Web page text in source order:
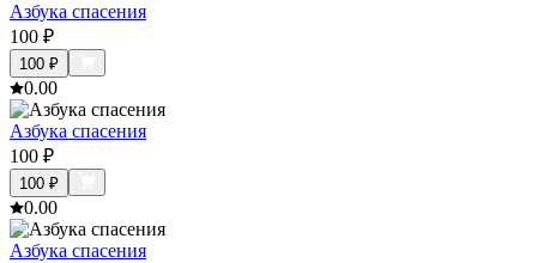
Азбука спасения
100 ₽
100 ₽
0.00
Азбука спасения
100 ₽
100 ₽
0.00
Азбука спасения